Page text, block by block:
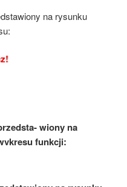
na rysunku
wiony na
funkcji: